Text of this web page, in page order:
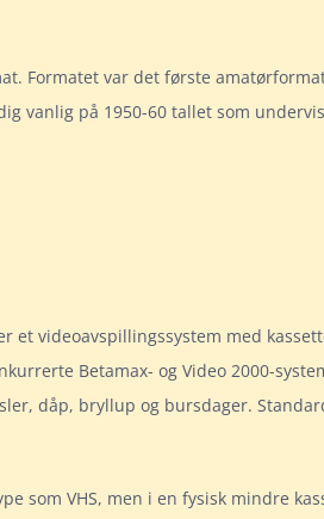
Formatet var det første
vanlig på 1950-60 tallet som
et videoavspillingssystem med
Betamax- og Video 2000-
dåp, bryllup og bursdager.
som VHS, men i en fysisk mindre